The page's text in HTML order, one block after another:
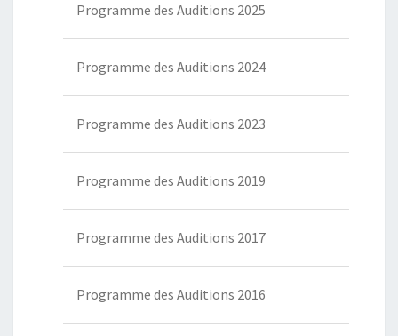
Programme des Auditions 2025
Programme des Auditions 2024
Programme des Auditions 2023
Programme des Auditions 2019
Programme des Auditions 2017
Programme des Auditions 2016